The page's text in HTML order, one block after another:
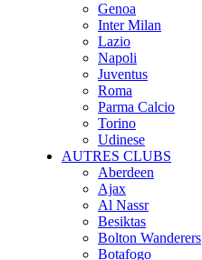
Genoa
Inter Milan
Lazio
Napoli
Juventus
Roma
Parma Calcio
Torino
Udinese
AUTRES CLUBS
Aberdeen
Ajax
Al Nassr
Besiktas
Bolton Wanderers
Botafogo